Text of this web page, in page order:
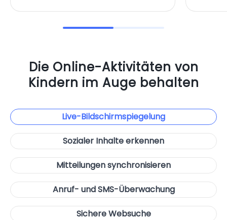
Die Online-Aktivitäten von
Kindern im Auge behalten
Live-Bildschirmspiegelung
Sozialer Inhalte erkennen
Mitteilungen synchronisieren
Anruf- und SMS-Überwachung
Sichere Websuche